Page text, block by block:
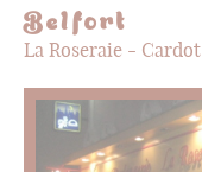
Belfort
La Roseraie - Cardot